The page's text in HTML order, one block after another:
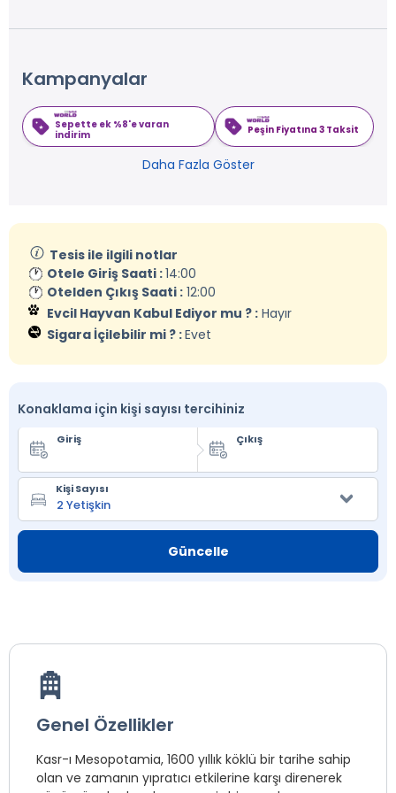
Kampanyalar
Sepette ek %8'e varan
indirim
Peşin Fiyatına 3 Taksit
Daha Fazla Göster
Tesis ile ilgili notlar
Otele Giriş Saati :14:00
Otelden Çıkış Saati : 12:00
Evcil Hayvan Kabul Ediyor mu ? : Hayır
Sigara İçilebilir mi ? :Evet
Konaklama için kişi sayısı tercihiniz
Giriş Çıkış
Kişi Sayısı
Güncelle
Genel Özellikler
Kasr-ı Mesopotamia, 1600 yıllık köklü bir tarihe sahip
olan ve zamanın yıpratıcı etkilerine karşı direnerek